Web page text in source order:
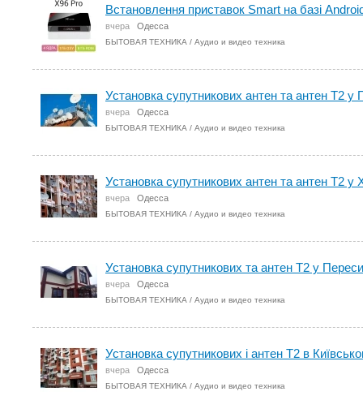
Встановлення приставок Smart на базі
вчера Одесса
БЫТОВАЯ ТЕХНИКА / Аудио и видео техника
Установка супутникових антен та антен Т2
вчера Одесса
БЫТОВАЯ ТЕХНИКА / Аудио и видео техника
Установка супутникових антен та антен Т2
вчера Одесса
БЫТОВАЯ ТЕХНИКА / Аудио и видео техника
Установка супутникових та антен Т2 у
вчера Одесса
БЫТОВАЯ ТЕХНИКА / Аудио и видео техника
Установка супутникових і антен Т2 в
вчера Одесса
БЫТОВАЯ ТЕХНИКА / Аудио и видео техника